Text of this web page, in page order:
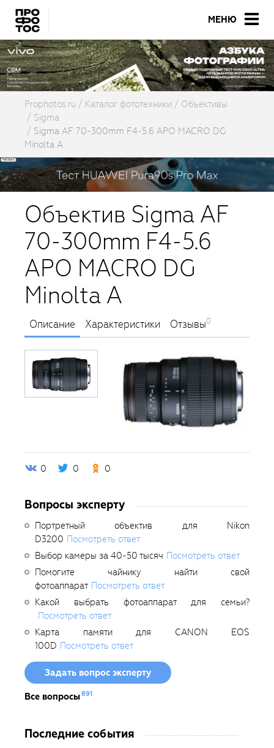
МЕНЮ
Prophotos.ru Каталог фототехники
Объективы
Sigma
Sigma AF 70-300mm F4-5.6 APO MACRO DG
Minolta A
Объектив Sigma AF
70-300mm F4-5.6
APO MACRO DG
Minolta A
Описание Характеристики Отзывы0
0 0 0
Вопросы эксперту
Портретный объектив для Nikon
D3200 Посмотреть ответ
Выбор камеры за 40-50 тысяч Посмотреть ответ
Помогите чайнику найти свой
фотоаппарат Посмотреть ответ
Какой выбрать фотоаппарат для семьи?
Посмотреть ответ
Карта памяти для CANON EOS
100D Посмотреть ответ
Задать вопрос эксперту
Все вопросы891
Последние события